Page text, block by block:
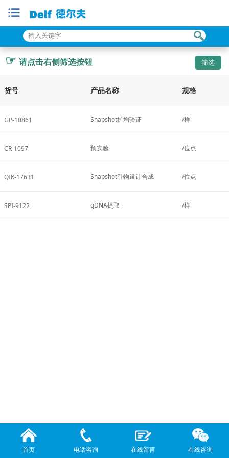
☞ 请点击右侧筛选按钮
货号 产品名称 规格
GP-10861 Snapshot扩增验证 /样
CR-1097 预实验 /位点
QIK-17631 Snapshot引物设计合成 /位点
SPI-9122 gDNA提取 /样
首页 电话咨询 在线留言 在线咨询